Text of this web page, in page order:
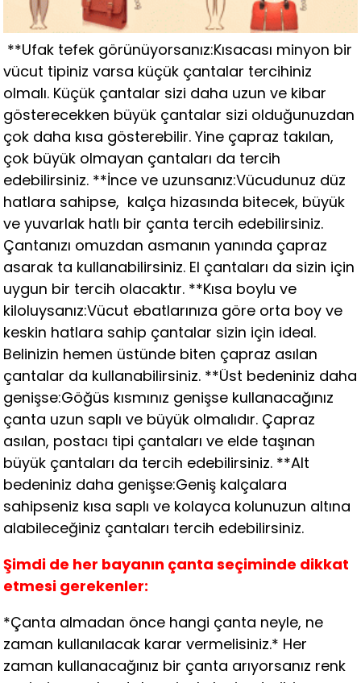
**Ufak tefek görünüyorsanız:Kısacası minyon bir
vücut tipiniz varsa küçük çantalar tercihiniz
olmalı. Küçük çantalar sizi daha uzun ve kibar
gösterecekken büyük çantalar sizi olduğunuzdan
çok daha kısa gösterebilir. Yine çapraz takılan,
çok büyük olmayan çantaları da tercih
edebilirsiniz. **İnce ve uzunsanız:Vücudunuz düz
hatlara sahipse, kalça hizasında bitecek, büyük
ve yuvarlak hatlı bir çanta tercih edebilirsiniz.
Çantanızı omuzdan asmanın yanında çapraz
asarak ta kullanabilirsiniz. El çantaları da sizin için
uygun bir tercih olacaktır. **Kısa boylu ve
kiloluysanız:Vücut ebatlarınıza göre orta boy ve
keskin hatlara sahip çantalar sizin için ideal.
Belinizin hemen üstünde biten çapraz asılan
çantalar da kullanabilirsiniz. **Üst bedeniniz daha
genişse:Göğüs kısmınız genişse kullanacağınız
çanta uzun saplı ve büyük olmalıdır. Çapraz
asılan, postacı tipi çantaları ve elde taşınan
büyük çantaları da tercih edebilirsiniz. **Alt
bedeniniz daha genişse:Geniş kalçalara
sahipseniz kısa saplı ve kolayca kolunuzun altına
alabileceğiniz çantaları tercih edebilirsiniz.
Şimdi de her bayanın çanta seçiminde dikkat
etmesi gerekenler:
*Çanta almadan önce hangi çanta neyle, ne
zaman kullanılacak karar vermelisiniz.* Her
zaman kullanacağınız bir çanta arıyorsanız renk